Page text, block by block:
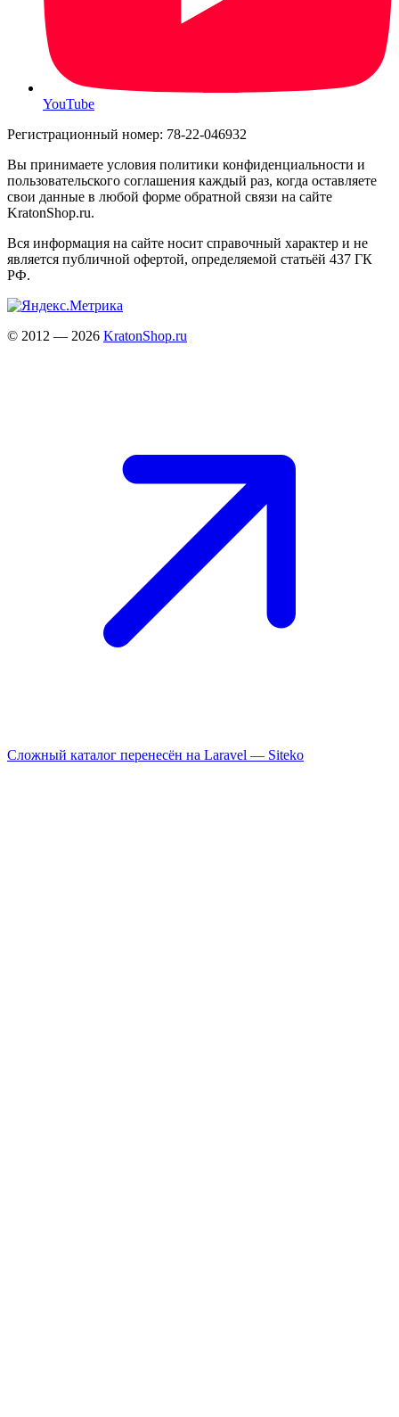
YouTube
Регистрационный номер: 78-22-046932
Вы принимаете условия политики конфиденциальности и
пользовательского соглашения каждый раз, когда оставляете
свои данные в любой форме обратной связи на сайте
KratonShop.ru.
Вся информация на сайте носит справочный характер и не
является публичной офертой, определяемой статьёй 437 ГК
РФ.
© 2012 — 2026 KratonShop.ru
Сложный каталог перенесён на Laravel — Siteko